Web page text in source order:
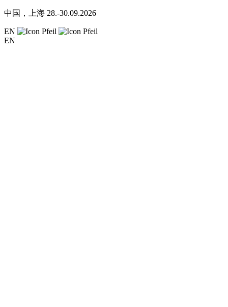
中国，上海 28.-30.09.2026
EN
EN